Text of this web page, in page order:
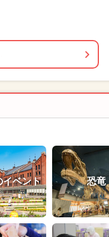
イベント 恐竜